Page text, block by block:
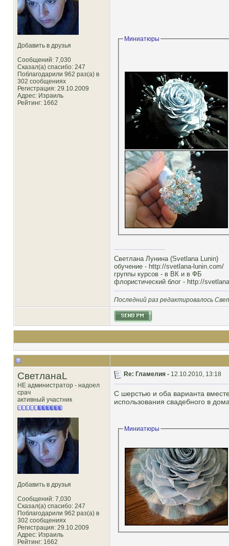
Добавить в друзья
Сообщений: 7,030
Сказал(а) спасибо: 247
Поблагодарили 962 раз(а) в
302 сообщениях
Регистрация: 29.10.2009
Адрес: Израиль
Рейтинг: 1662
Миниатюры
Светлана Лунина (Svetlana Lunin)
обучение - http://svetlana-lunin.com/
группы курсов - в ВК и в ФБ
флористический блог - http://
Последний раз редактировалось
СветланаL
НЕ администратор - надоел
срач
активный участник
Добавить в друзья
Сообщений: 7,030
Сказал(а) спасибо: 247
Поблагодарили 962 раз(а) в
302 сообщениях
Регистрация: 29.10.2009
Адрес: Израиль
Рейтинг: 1662
Re: Гламелия - 12.10.2010, 13:18
С шерстью и оба варианта
использования свадебного в
Миниатюры